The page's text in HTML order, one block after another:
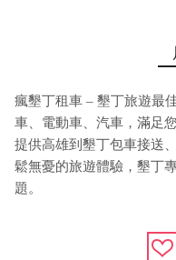
瘋墾丁租車 – 墾丁旅遊最
車、電動車、汽車，滿足
提供高雄到墾丁包車接送
鬆無憂的旅遊體驗，墾丁
題。